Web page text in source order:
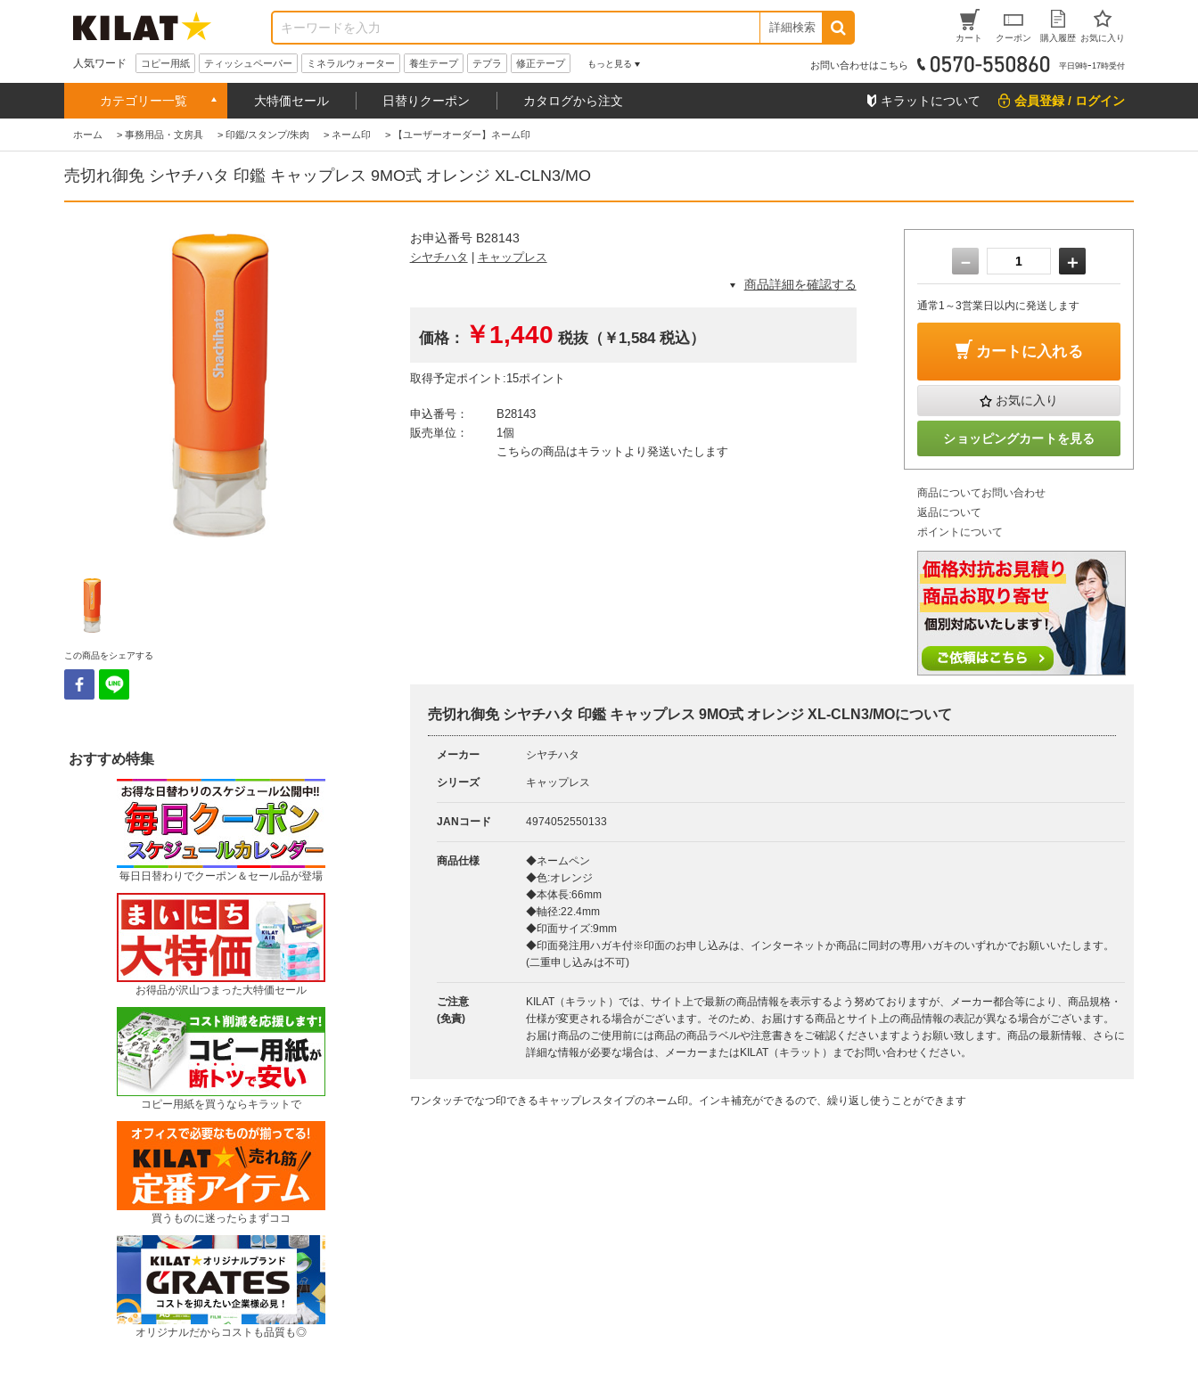
詳細検索
カート クーポン 購入履歴 お気に入り
人気ワード コピー用紙 ティッシュペーパー ミネラルウォーター 養生テープ テプラ 修正テープ もっと見る お問い合わせはこちら 平日9時ｰ17時受付
カテゴリー一覧 大特価セール 日替りクーポン カタログから注文 キラットについて 会員登録 / ログイン
ホーム > 事務用品・文房具 > 印鑑/スタンプ/朱肉 > ネーム印 > 【ユーザーオーダー】ネーム印
売切れ御免 シヤチハタ 印鑑 キャップレス 9MO式 オレンジ XL-CLN3/MO
この商品をシェアする
おすすめ特集
毎日日替わりでクーポン＆セール品が登場
お得品が沢山つまった大特価セール
コピー用紙を買うならキラットで
買うものに迷ったらまずココ
オリジナルだからコストも品質も◎
お申込番号 B28143
シヤチハタ キャップレス
商品詳細を確認する
価格： ￥1,440 税抜（￥1,584 税込）
取得予定ポイント:15ポイント
申込番号：
B28143
販売単位：
1個
こちらの商品はキラットより発送いたします
－ ＋
通常1～3営業日以内に発送します
カートに入れる
お気に入り
ショッピングカートを見る
商品についてお問い合わせ
返品について
ポイントについて
売切れ御免 シヤチハタ 印鑑 キャップレス 9MO式 オレンジ XL-CLN3/MOについて
メーカー シヤチハタ
シリーズ キャップレス
JANコード 4974052550133
商品仕様
◆ネームペン
◆色:オレンジ
◆本体長:66mm
◆軸径:22.4mm
◆印面サイズ:9mm
◆印面発注用ハガキ付※印面のお申し込みは、インターネットか商品に同封の専用ハガキのいずれかでお願いいたします。
(二重申し込みは不可)
ご注意
(免責)
KILAT（キラット）では、サイト上で最新の商品情報を表示するよう努めておりますが、メーカー都合等により、商品規格・
仕様が変更される場合がございます。そのため、お届けする商品とサイト上の商品情報の表記が異なる場合がございます。
お届け商品のご使用前には商品の商品ラベルや注意書きをご確認くださいますようお願い致します。商品の最新情報、さらに
詳細な情報が必要な場合は、メーカーまたはKILAT（キラット）までお問い合わせください。
ワンタッチでなつ印できるキャップレスタイプのネーム印。インキ補充ができるので、繰り返し使うことができます